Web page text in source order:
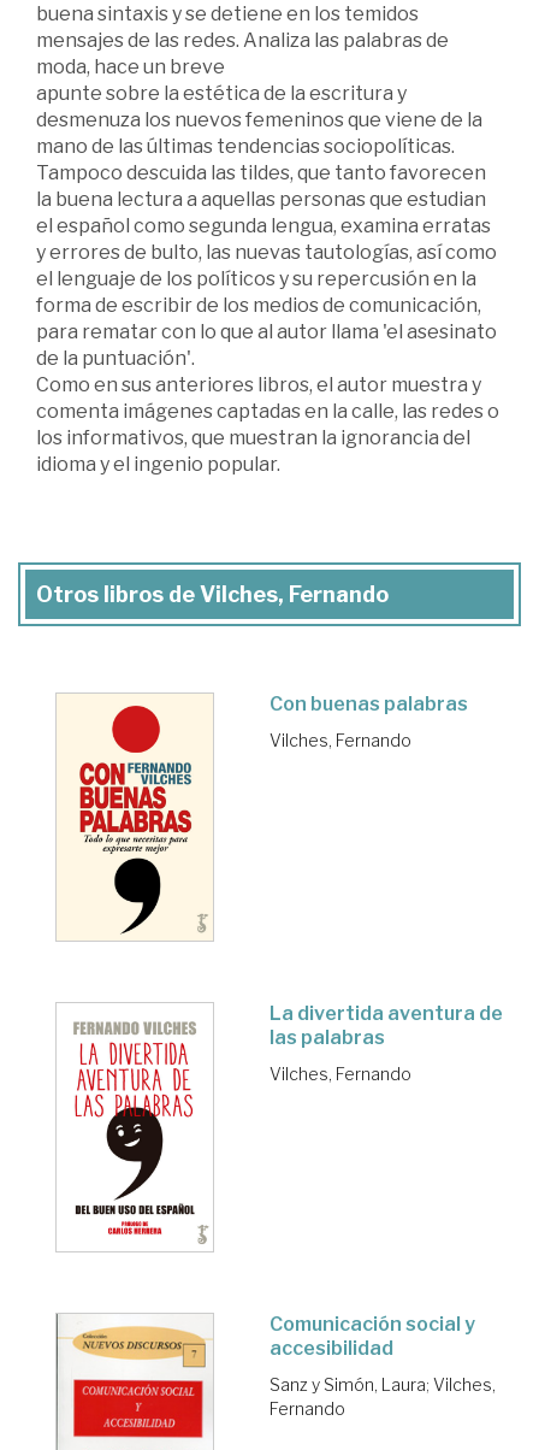
buena sintaxis y se detiene en los temidos
mensajes de las redes. Analiza las palabras de
moda, hace un breve
apunte sobre la estética de la escritura y
desmenuza los nuevos femeninos que viene de la
mano de las últimas tendencias sociopolíticas.
Tampoco descuida las tildes, que tanto favorecen
la buena lectura a aquellas personas que estudian
el español como segunda lengua, examina erratas
y errores de bulto, las nuevas tautologías, así como
el lenguaje de los políticos y su repercusión en la
forma de escribir de los medios de comunicación,
para rematar con lo que al autor llama 'el asesinato
de la puntuación'.
Como en sus anteriores libros, el autor muestra y
comenta imágenes captadas en la calle, las redes o
los informativos, que muestran la ignorancia del
idioma y el ingenio popular.
Otros libros de Vilches, Fernando
Con buenas palabras
Vilches, Fernando
La divertida aventura de
las palabras
Vilches, Fernando
Comunicación social y
accesibilidad
Sanz y Simón, Laura; Vilches,
Fernando